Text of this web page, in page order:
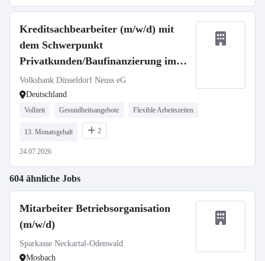
Kreditsachbearbeiter (m/w/d) mit
dem Schwerpunkt
Privatkunden/Baufinanzierung im
Bestandsgeschäft
Volksbank Düsseldorf Neuss eG
Deutschland
Vollzeit Gesundheitsangebote Flexible Arbeitszeiten
13. Monatsgehalt 2
24.07.2026
604 ähnliche Jobs
Mitarbeiter Betriebsorganisation
(m/w/d)
Sparkasse Neckartal-Odenwald
Mosbach